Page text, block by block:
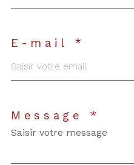
E-mail *
Message *